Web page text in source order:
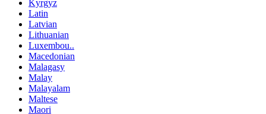
Kyrgyz
Latin
Latvian
Lithuanian
Luxembou..
Macedonian
Malagasy
Malay
Malayalam
Maltese
Maori